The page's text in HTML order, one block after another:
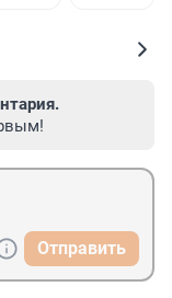
Отправить